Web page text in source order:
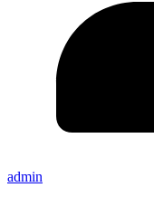
admin